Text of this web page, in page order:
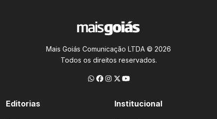
Mais Goiás Comunicação LTDA © 2026
Todos os direitos reservados.
Editorias Institucional